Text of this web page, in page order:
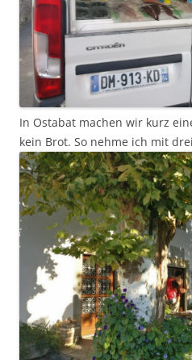
In Ostabat machen wir kurz
kein Brot. So nehme ich mit